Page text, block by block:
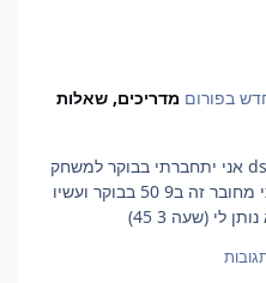
בפורום מדריכים, שאלות
שלום קורים לי במשחק dshd אני יתחברתי בבוקר למשחק
רגיל הפעם האחרונה שאיתי מחובר זה ב9 50 בבוקר ועשיו
לי (שעה 3 45)